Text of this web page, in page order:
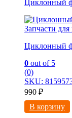
Циклонный
Запчасти
Циклонный
0 out of 5
(0)
SKU:
990 ₽
В корзину